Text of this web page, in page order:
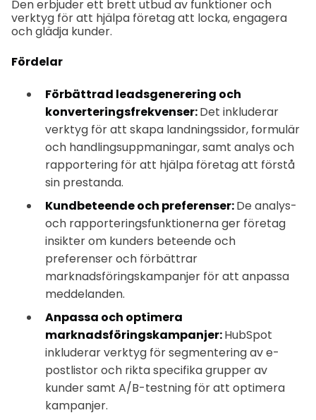
Den erbjuder ett brett utbud av funktioner och
verktyg för att hjälpa företag att locka, engagera
och glädja kunder.
Fördelar
Förbättrad leadsgenerering och
konverteringsfrekvenser:Det inkluderar
verktyg för att skapa landningssidor, formulär
och handlingsuppmaningar, samt analys och
rapportering för att hjälpa företag att förstå
sin prestanda.
Kundbeteende och preferenser:De analys-
och rapporteringsfunktionerna ger företag
insikter om kunders beteende och
preferenser och förbättrar
marknadsföringskampanjer för att anpassa
meddelanden.
Anpassa och optimera
marknadsföringskampanjer:HubSpot
inkluderar verktyg för segmentering av e-
postlistor och rikta specifika grupper av
kunder samt A/B-testning för att optimera
kampanjer.